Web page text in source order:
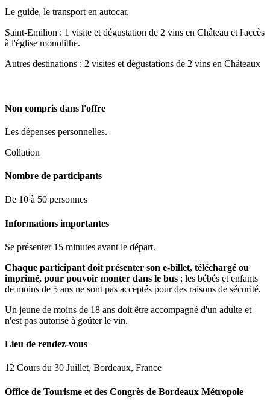
Le guide, le transport en autocar.
Saint-Emilion : 1 visite et dégustation de 2 vins en Château et l'accès
à l'église monolithe.
Autres destinations : 2 visites et dégustations de 2 vins en Châteaux
Non compris dans l'offre
Les dépenses personnelles.
Collation
Nombre de participants
De 10 à 50 personnes
Informations importantes
Se présenter 15 minutes avant le départ.
Chaque participant doit présenter son e-billet, téléchargé ou
imprimé, pour pouvoir monter dans le bus ; les bébés et enfants
de moins de 5 ans ne sont pas acceptés pour des raisons de sécurité.
Un jeune de moins de 18 ans doit être accompagné d'un adulte et
n'est pas autorisé à goûter le vin.
Lieu de rendez-vous
12 Cours du 30 Juillet, Bordeaux, France
Office de Tourisme et des Congrès de Bordeaux Métropole